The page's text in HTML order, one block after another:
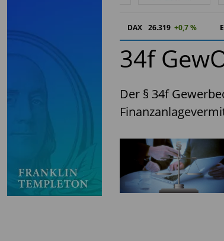
DAX 26.319 +0,7 %
34f
Der § 34f